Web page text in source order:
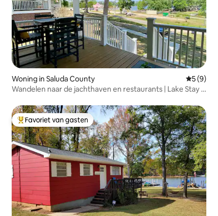
Woning in Saluda County
5 (9)
Wandelen naar de jachthaven en restaurants | Lake Stay –
Topfavoriet van gasten
Favoriet van gasten